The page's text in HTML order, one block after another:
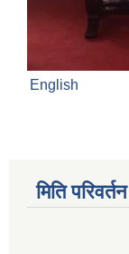
English
मिति परिवर्तन